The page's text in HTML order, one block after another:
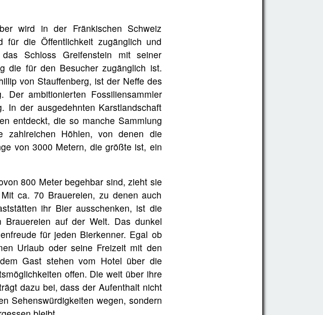
wird in der Fränkischen Schweiz
die Öffentlichkeit zugänglich und
Schloss Greifenstein mit seiner
die für den Besucher zugänglich ist.
von Stauffenberg, ist der Neffe des
Der ambitionierten Fossiliensammler
In der ausgedehnten Karstlandschaft
entdeckt, die so manche Sammlung
zahlreichen Höhlen, von denen die
von 3000 Metern, die größte ist, ein
800 Meter begehbar sind, zieht sie
ca. 70 Brauereien, zu denen auch
ihr Bier ausschenken, ist die
Brauereien auf der Welt. Das dunkel
für jeden Bierkenner. Egal ob
Urlaub oder seine Freizeit mit den
Gast stehen vom Hotel über die
offen. Die weit über ihre
dazu bei, dass der Aufenthalt nicht
Sehenswürdigkeiten wegen, sondern